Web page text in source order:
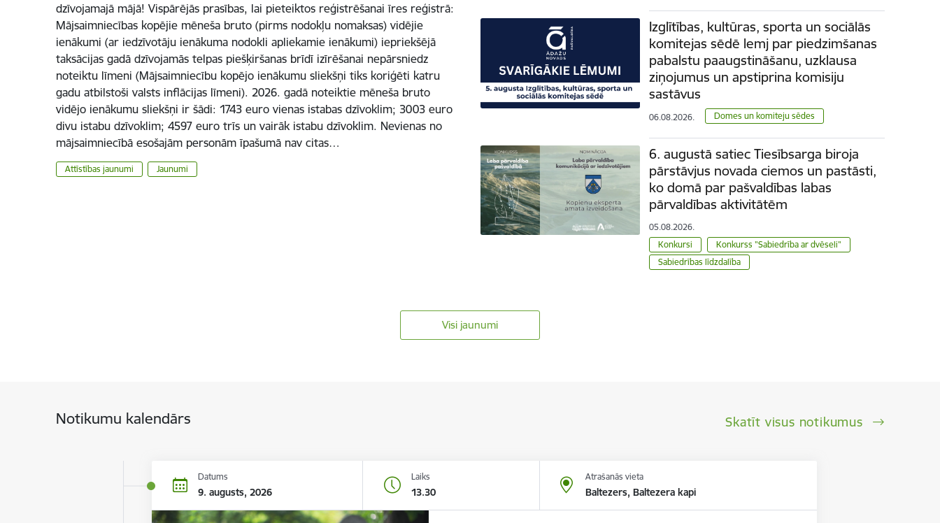
dzīvojamajā mājā! Vispārējās prasības, lai pieteiktos reģistrēšanai īres reģistrā:
Mājsaimniecības kopējie mēneša bruto (pirms nodokļu nomaksas) vidējie
ienākumi (ar iedzīvotāju ienākuma nodokli apliekamie ienākumi) iepriekšējā
taksācijas gadā dzīvojamās telpas piešķiršanas brīdī izīrēšanai nepārsniedz
noteiktu līmeni (Mājsaimniecību kopējo ienākumu sliekšņi tiks koriģēti katru
gadu atbilstoši valsts inflācijas līmeni). 2026. gadā noteiktie mēneša bruto
vidējo ienākumu sliekšņi ir šādi: 1743 euro vienas istabas dzīvoklim; 3003 euro
divu istabu dzīvoklim; 4597 euro trīs un vairāk istabu dzīvoklim. Nevienas no
mājsaimniecībā esošajām personām īpašumā nav citas…
Attīstības jaunumi Jaunumi
Izglītības, kultūras, sporta un sociālās
komitejas sēdē lemj par piedzimšanas
pabalstu paaugstināšanu, uzklausa
ziņojumus un apstiprina komisiju
sastāvus
06.08.2026. Domes un komiteju sēdes
6. augustā satiec Tiesībsarga biroja
pārstāvjus novada ciemos un pastāsti,
ko domā par pašvaldības labas
pārvaldības aktivitātēm
05.08.2026.
Konkursi
Konkurss "Sabiedrība ar dvēseli"
Sabiedrības līdzdalība
Visi jaunumi
Notikumu kalendārs Skatīt visus notikumus
Datums
9. augusts, 2026
Laiks
13.30
Atrašanās vieta
Baltezers, Baltezera kapi